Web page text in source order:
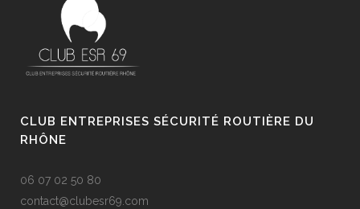
CLUB ENTREPRISES SÉCURITÉ ROUTIÈRE DU
RHÔNE
06 07 02 50 80
contact@clubesr69.com